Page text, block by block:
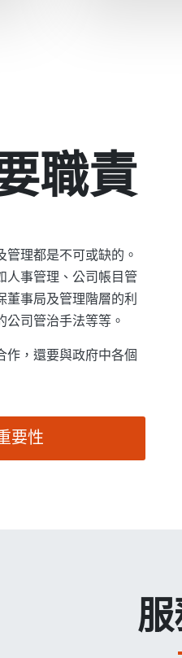
職責
理都是不可或缺的。
人事管理、公司帳目管
董事局及管理階層的利
司管治手法等等。
作，還要與政府中各個
要性